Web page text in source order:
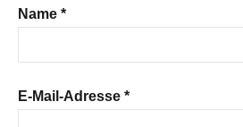
Name *
E-Mail-Adresse *